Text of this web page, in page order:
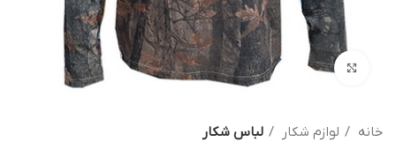
بزرگنمایی تصویر
خانه لوازم شکار لباس شکار